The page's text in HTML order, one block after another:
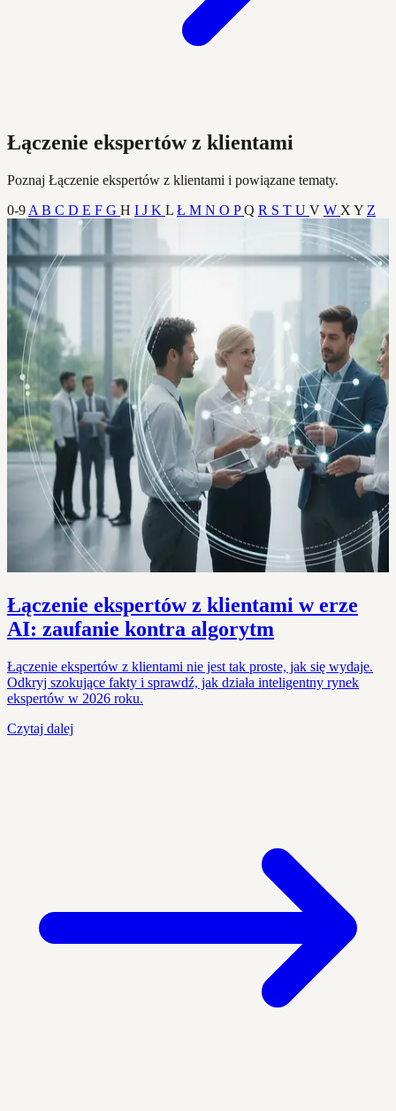
Łączenie ekspertów z klientami
Poznaj Łączenie ekspertów z klientami i powiązane tematy.
0-9 A B C D E F G H I J K L Ł M N O PQ R S T U V W X Y Z
Łączenie ekspertów z klientami w erze
AI: zaufanie kontra algorytm
Łączenie ekspertów z klientami nie jest tak proste, jak się wydaje.
Odkryj szokujące fakty i sprawdź, jak działa inteligentny rynek
ekspertów w 2026 roku.
Czytaj dalej